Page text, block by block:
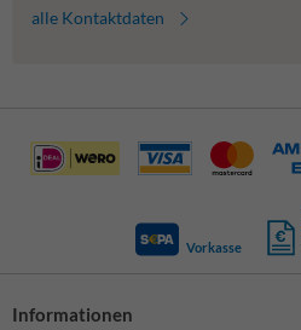
alle Kontaktdaten
Vorkasse
Informationen